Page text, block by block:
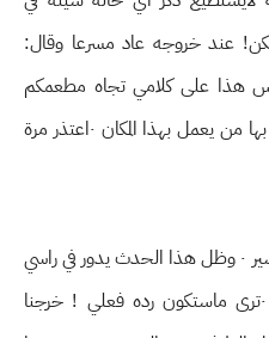
عند خروجه عاد مسرعا وقال:
هذا على كلامي تجاه مطعمكم
الرائع والاخلاق الرائعة التي يتحلون بها من يعمل بهذا المكان ٠اعتذر مرة
خرج الرجل قبل ان يسمع كلام الكاشير ٠ وظل هذا الحدث يدور في راسي
٠لو اني تعرضت الى نفس الموقف ٠ترى ماستكون رده فعلي ! خرجنا